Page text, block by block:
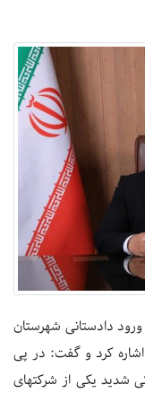
دادستانی شهرستان
کرد و گفت: در پی
شدید یکی از شرکتهای